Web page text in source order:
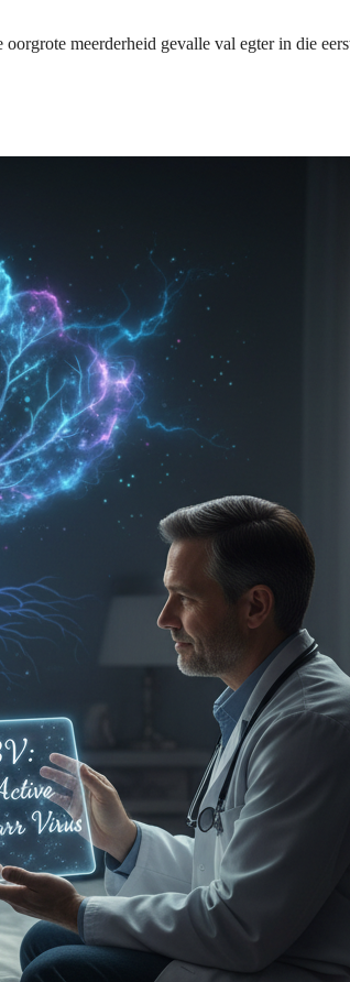
meerderheid gevalle val egter in die